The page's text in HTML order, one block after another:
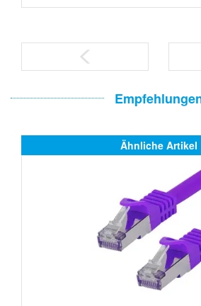
Ähnliche Artikel